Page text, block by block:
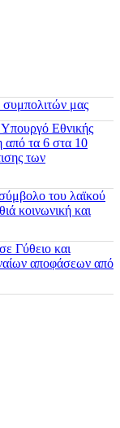
μας
Υπουργό Εθνικής
από τα 6 στα 10
των
του λαϊκού
κοινωνική και
Γύθειο και
αποφάσεων από